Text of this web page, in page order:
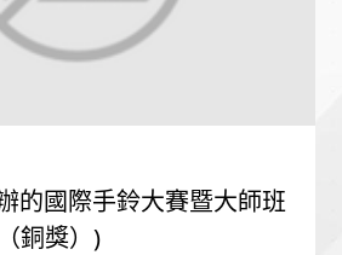
的國際手鈴大賽暨大師班
銅獎）)